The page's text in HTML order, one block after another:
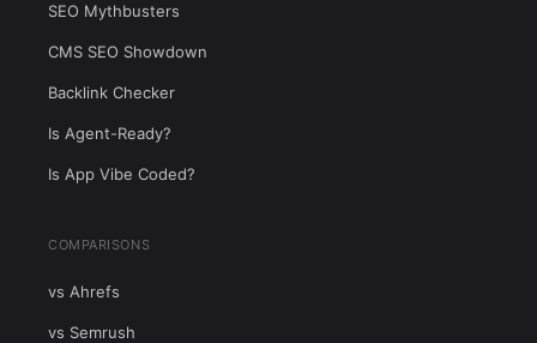
SEO Mythbusters
CMS SEO Showdown
Backlink Checker
Is Agent-Ready?
Is App Vibe Coded?
COMPARISONS
vs Ahrefs
vs Semrush